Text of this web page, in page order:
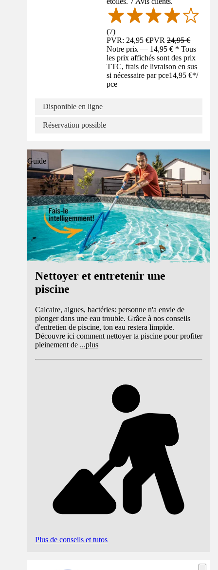
(7)
PVR: 24,95 €PVR24,95 €
Notre prix — 14,95 € * Tous
les prix affichés sont des prix
TTC, frais de livraison en sus
si nécessaire par pce14,95 €*/
pce
Disponible en ligne
Réservation possible
Guide
Nettoyer et entretenir une
piscine
Calcaire, algues, bactéries: personne n'a envie de
plonger dans une eau trouble. Grâce à nos conseils
d'entretien de piscine, ton eau restera limpide.
Découvre ici comment nettoyer ta piscine pour profiter
pleinement de ...plus
Plus de conseils et tutos